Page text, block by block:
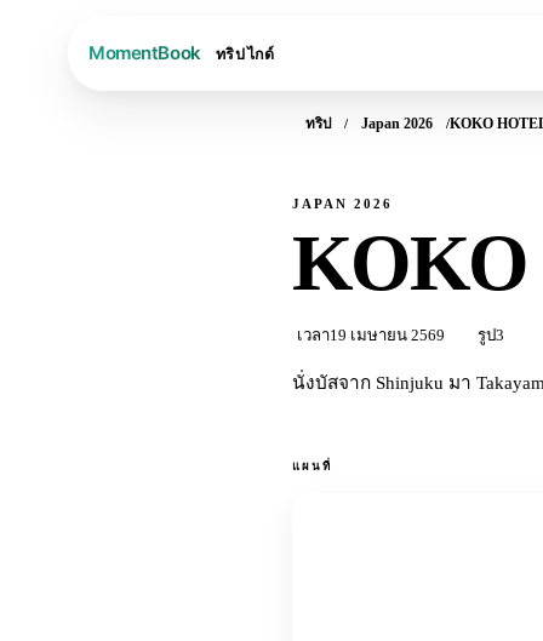
ทริปไกด์
ทริป Japan 2026 KOKO
JAPAN 2026
KOKO
เวลา19 เมษายน 2569 รูป 3
นั่งบัสจาก Shinjuku มา
แผนที่